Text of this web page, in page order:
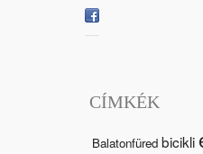
CÍMKÉK
Balatonfüred bicikli